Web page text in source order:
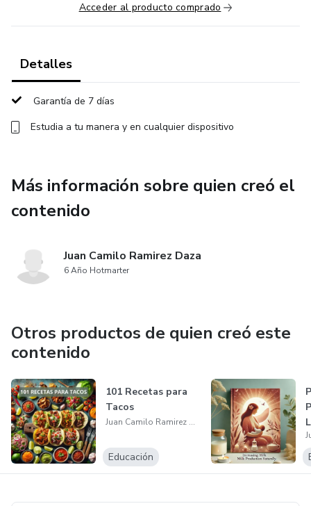
Acceder al producto comprado
Detalles
Garantía de 7 días
Estudia a tu manera y en cualquier dispositivo
Más información sobre quien creó el
contenido
Juan Camilo Ramirez Daza
6 Año Hotmarter
Otros productos de quien creó este
contenido
101 Recetas para
Tacos
Juan Camilo Ramirez Daza
Educación